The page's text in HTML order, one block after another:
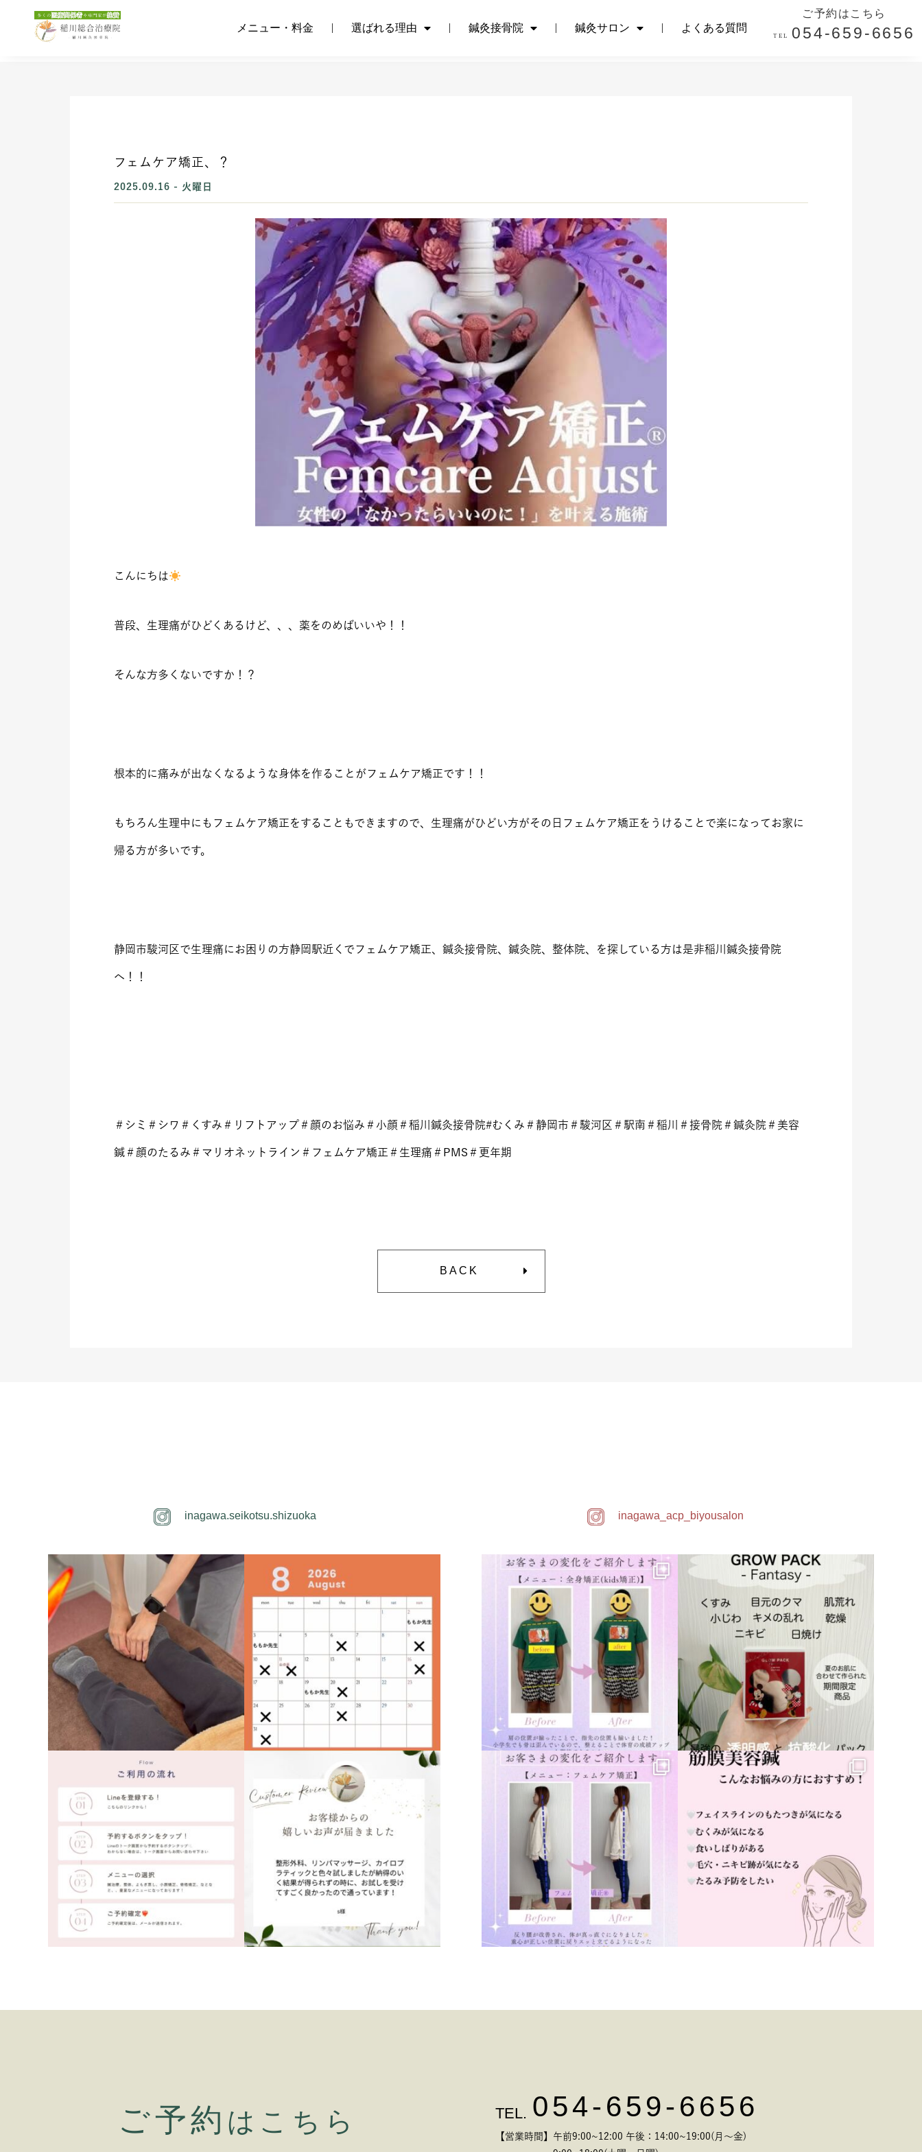
メニュー・料金 選ばれる理由 鍼灸接骨院 鍼灸サロン よくある質問
ご予約はこちら
TEL. 054-659-6656
メニュー・料金 選ばれる理由 鍼灸接骨院 鍼灸サロン よくある質問
ご予約はこちら
TEL. 054-659-6656
フェムケア矯正、？
2025.09.16 - 火曜日
こんにちは
普段、生理痛がひどくあるけど、、、薬をのめばいいや！！
そんな方多くないですか！？
根本的に痛みが出なくなるような身体を作ることがフェムケア矯正です！！
もちろん生理中にもフェムケア矯正をすることもできますので、生理痛がひどい方がその日フェムケア矯正をうけることで楽になってお家に
帰る方が多いです。
静岡市駿河区で生理痛にお困りの方静岡駅近くでフェムケア矯正、鍼灸接骨院、鍼灸院、整体院、を探している方は是非稲川鍼灸接骨院
へ！！
＃シミ＃シワ＃くすみ＃リフトアップ＃顔のお悩み＃小顔＃稲川鍼灸接骨院#むくみ＃静岡市＃駿河区＃駅南＃稲川＃接骨院＃鍼灸院＃美容
鍼＃顔のたるみ＃マリオネットライン＃フェムケア矯正＃生理痛＃PMS＃更年期
BACK
inagawa.seikotsu.shizuoka inagawa_acp_biyousalon
ご予約 はこちら TEL. 054-659-6656
【営業時間】午前9:00~12:00 午後：14:00~19:00(月～金)